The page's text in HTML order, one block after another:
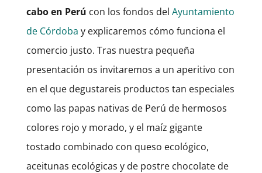
cabo en Perú con los fondos del Ayuntamiento
de Córdoba y explicaremos cómo funciona el
comercio justo. Tras nuestra pequeña
presentación os invitaremos a un aperitivo con
en el que degustareis productos tan especiales
como las papas nativas de Perú de hermosos
colores rojo y morado, y el maíz gigante
tostado combinado con queso ecológico,
aceitunas ecológicas y de postre chocolate de